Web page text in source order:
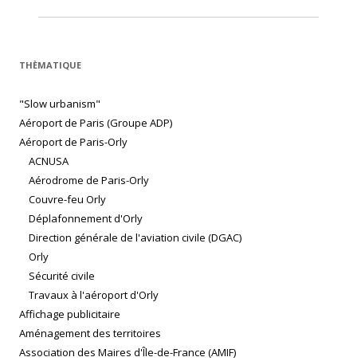
THÈMATIQUE
"Slow urbanism"
Aéroport de Paris (Groupe ADP)
Aéroport de Paris-Orly
ACNUSA
Aérodrome de Paris-Orly
Couvre-feu Orly
Déplafonnement d'Orly
Direction générale de l'aviation civile (DGAC)
Orly
Sécurité civile
Travaux à l'aéroport d'Orly
Affichage publicitaire
Aménagement des territoires
Association des Maires d'Île-de-France (AMIF)